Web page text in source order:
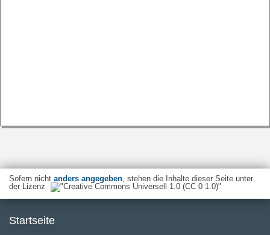
Sofern nicht anders angegeben, stehen die Inhalte dieser Seite unter
der Lizenz
Startseite